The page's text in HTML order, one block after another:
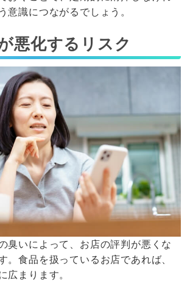
意識につながるでしょう。
悪化するリスク
臭いによって、お店の評判が悪くな
。食品を扱っているお店であれば、
広まります。